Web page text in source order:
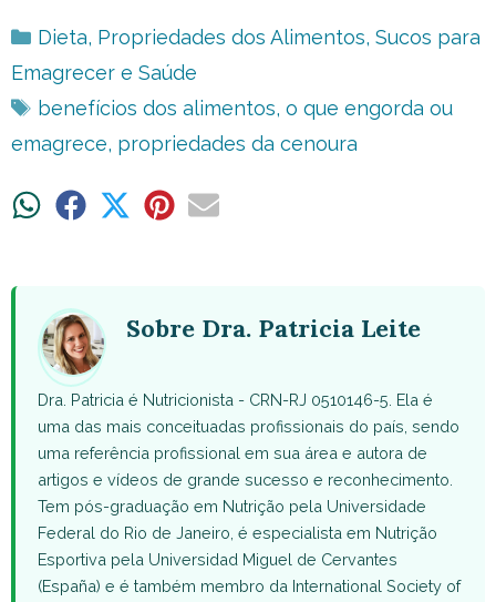
Categorias
Dieta, Propriedades dos Alimentos, Sucos para
Emagrecer e Saúde
Tags
benefícios dos alimentos, o que engorda ou
emagrece, propriedades da cenoura
ShareShare ShareShareShare
Sobre Dra. Patricia Leite
Dra. Patricia é Nutricionista - CRN-RJ 0510146-5. Ela é
uma das mais conceituadas profissionais do país, sendo
uma referência profissional em sua área e autora de
artigos e vídeos de grande sucesso e reconhecimento.
Tem pós-graduação em Nutrição pela Universidade
Federal do Rio de Janeiro, é especialista em Nutrição
Esportiva pela Universidad Miguel de Cervantes
(España) e é também membro da International Society of